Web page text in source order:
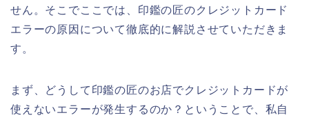
せん。そこでここでは、印鑑の匠のクレジットカード
エラーの原因について徹底的に解説させていただきま
す。
まず、どうして印鑑の匠のお店でクレジットカードが
使えないエラーが発生するのか？ということで、私自